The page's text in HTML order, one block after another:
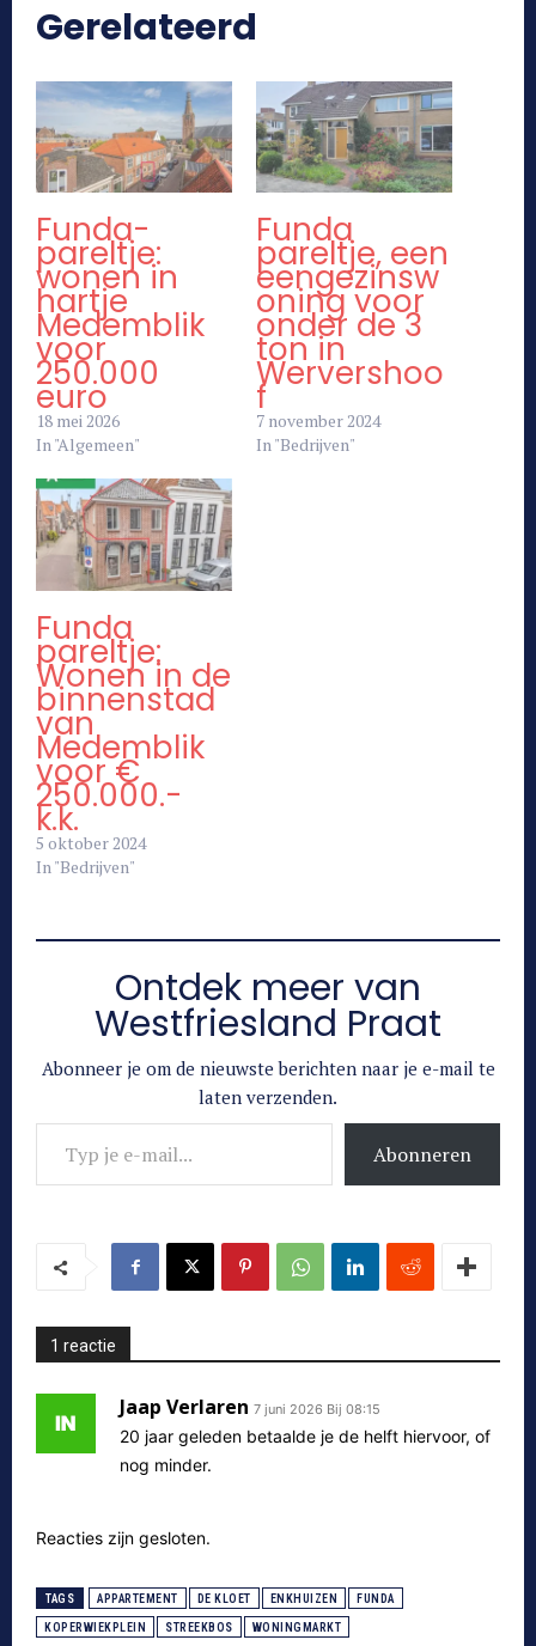
Gerelateerd
Funda-
pareltje:
wonen in
hartje
Medemblik
voor
250.000
euro
18 mei 2026
In "Algemeen"
Funda
pareltje, een
eengezinsw
oning voor
onder de 3
ton in
Wervershoo
f
7 november 2024
In "Bedrijven"
Funda
pareltje:
Wonen in de
binnenstad
van
Medemblik
voor €
250.000.-
k.k.
5 oktober 2024
In "Bedrijven"
Ontdek meer van
Westfriesland Praat
Abonneer je om de nieuwste berichten naar je e-mail te
laten verzenden.
Typ je e-mail...
Abonneren
1 reactie
Jaap Verlaren 7 juni 2026 Bij 08:15
20 jaar geleden betaalde je de helft hiervoor, of
nog minder.
Reacties zijn gesloten.
TAGS APPARTEMENT DE KLOET ENKHUIZEN FUNDA
KOPERWIEKPLEIN STREEKBOS WONINGMARKT